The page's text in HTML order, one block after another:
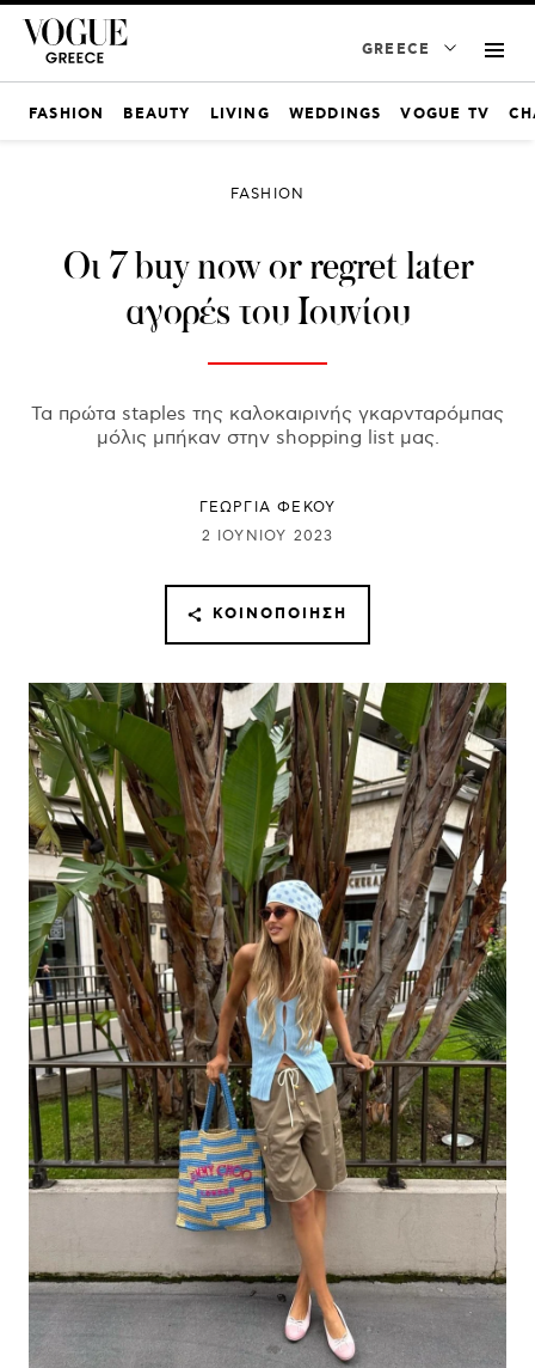
GREECE
FASHION BEAUTY LIVING WEDDINGS VOGUE TV
FASHION
Oι 7 buy now or regret later
αγορές του Ιουνίου
Τα πρώτα staples της καλοκαιρινής γκαρνταρόμπας
μόλις μπήκαν στην shopping list μας.
ΓΕΩΡΓΙΑ ΦΕΚΟΥ
2 ΙΟΥΝΊΟΥ 2023
ΚΟΙΝΟΠΟΊΗΣΗ